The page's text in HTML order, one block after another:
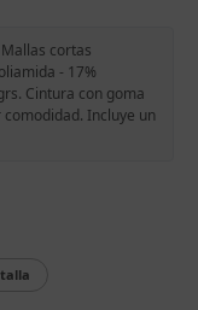
Mallas cortas
- 17%
Cintura con goma
Incluye un